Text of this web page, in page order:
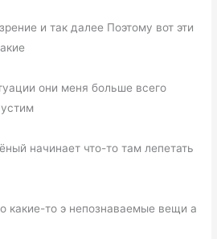
и так далее Поэтому вот эти
они меня больше всего
начинает что-то там лепетать
какие-то э непознаваемые вещи а